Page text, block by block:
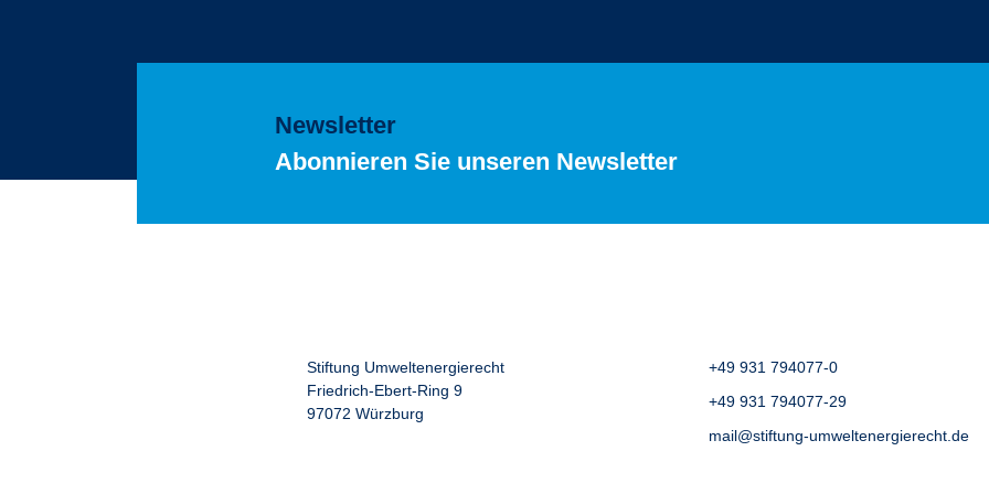
Newsletter
Abonnieren Sie unseren Newsletter
Stiftung Umweltenergierecht
Friedrich-Ebert-Ring 9
97072 Würzburg
+49 931 794077-0
+49 931 794077-29
mail@stiftung-umweltenergierecht.de